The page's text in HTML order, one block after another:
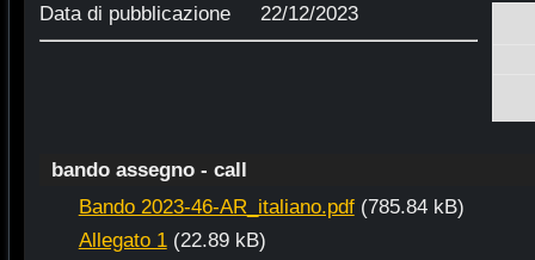
Data di pubblicazione 22/12/2023
bando assegno - call
Bando 2023-46-AR_italiano.pdf (785.84 kB)
Allegato 1 (22.89 kB)